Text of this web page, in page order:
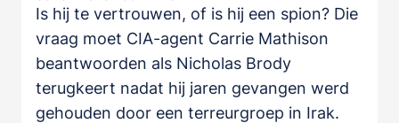
Is hij te vertrouwen, of is hij een spion? Die
vraag moet CIA-agent Carrie Mathison
beantwoorden als Nicholas Brody
terugkeert nadat hij jaren gevangen werd
gehouden door een terreurgroep in Irak.